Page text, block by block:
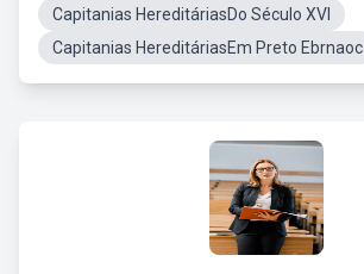
Capitanias HereditáriasDo Século XVI
Capitanias HereditáriasEm Preto Ebrnaoc